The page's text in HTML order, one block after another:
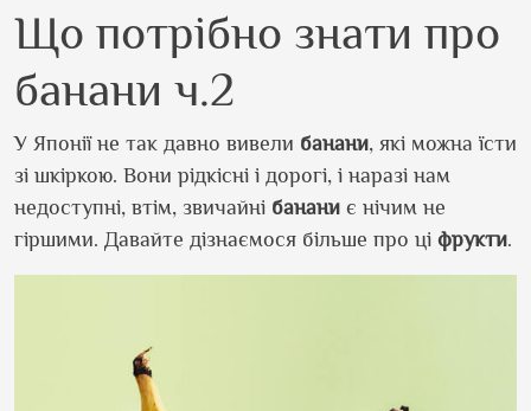
Що потрібно знати про
банани ч.2
У Японії не так давно вивели банани, які можна їсти
зі шкіркою. Вони рідкісні і дорогі, і наразі нам
недоступні, втім, звичайні банани є нічим не
гіршими. Давайте дізнаємося більше про ці фрукти.